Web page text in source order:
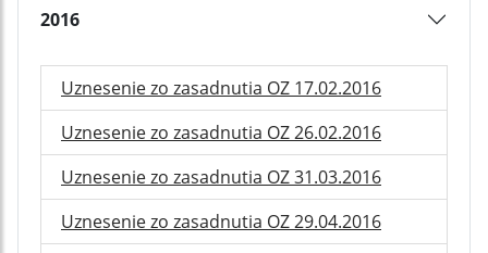
2016
Uznesenie zo zasadnutia OZ 17.02.2016
Uznesenie zo zasadnutia OZ 26.02.2016
Uznesenie zo zasadnutia OZ 31.03.2016
Uznesenie zo zasadnutia OZ 29.04.2016